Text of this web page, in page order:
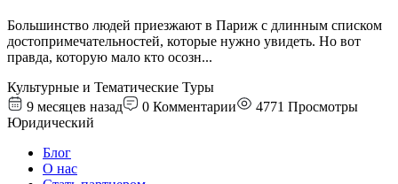
​Большинство людей приезжают в Париж с длинным списком
достопримечательностей, которые нужно увидеть. Но вот
правда, которую мало кто осозн...
Культурные и Тематические Туры
9 месяцев назад
0 Комментарии 4771 Просмотры
Юридический
Блог
О нас